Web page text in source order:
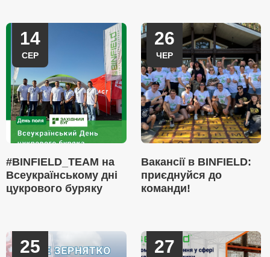
14
СЕР
#BINFIELD_TEAM на
Всеукраїнському дні
цукрового буряку
26
ЧЕР
Вакансії в BINFIELD:
приєднуйся до
команди!
25 27